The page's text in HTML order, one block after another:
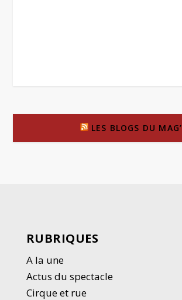
LES BLOGS DU MAG’
RUBRIQUES
A la une
Actus du spectacle
Cirque et rue